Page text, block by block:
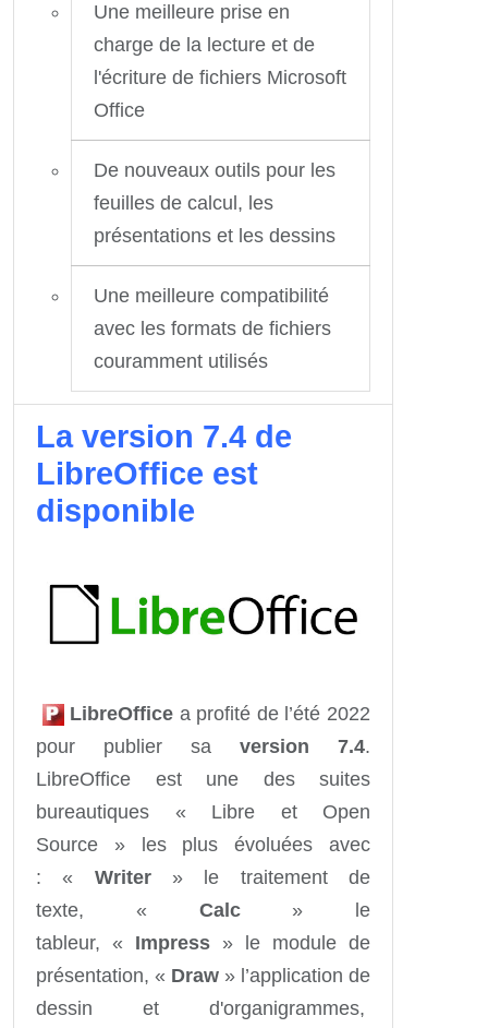
Une meilleure prise en
charge de la lecture et de
l'écriture de fichiers Microsoft
Office
De nouveaux outils pour les
feuilles de calcul, les
présentations et les dessins
Une meilleure compatibilité
avec les formats de fichiers
couramment utilisés
La version 7.4 de
LibreOffice est
disponible
LibreOffice a profité de l’été 2022
pour publier sa version 7.4.
LibreOffice est une des suites
bureautiques « Libre et Open
Source » les plus évoluées avec
: « Writer » le traitement de
texte, « Calc » le
tableur, « Impress » le module de
présentation, « Draw » l’application de
dessin et d'organigrammes,